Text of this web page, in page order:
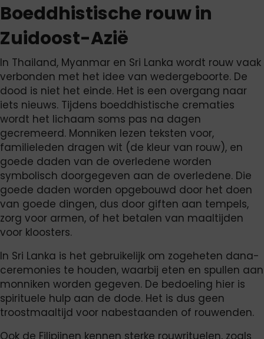
Boeddhistische rouw in
Zuidoost-Azië
In Thailand, Myanmar en Sri Lanka wordt rouw vaak
verbonden met het idee van wedergeboorte. De
dood is niet het einde. Het is een overgang naar
iets nieuws. Tijdens boeddhistische crematies
wordt het lichaam soms pas na dagen
gecremeerd. Monniken lezen teksten voor,
familieleden dragen wit (de kleur van rouw), en
goede daden van de overledene worden
symbolisch doorgegeven aan de overledene. Die
goede daden worden opgebouwd door het doen
van goede dingen, dus door giften aan tempels,
zorg voor armen, of het betalen van maaltijden
voor kloosters.
In Sri Lanka is het gebruikelijk om zogeheten dana-
ceremonies te houden, waarbij eten en spullen aan
monniken worden gegeven. De bedoeling hier is
spirituele hulp aan de dode. Het is dus geen
troostmaaltijd voor nabestaanden of rouwenden.
Ook de Filipijnen kennen sterke rouwrituelen, zoals